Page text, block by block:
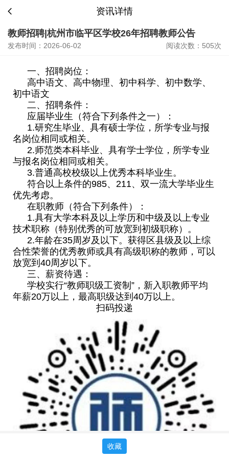
资讯详情
教师招聘|杭州市临平区学校26年招聘教师公告
发布时间：2026-06-02 阅读次数：505次
一、招聘岗位：
高中语文、高中物理、初中科学、初中数学、
初中语文
二、招聘条件：
应届毕业生（符合下列条件之一）：
1.研究生毕业、具有硕士学位，所学专业与报
名岗位相同或相关。
2.师范类本科毕业、具有学士学位，所学专业
与报名岗位相同或相关。
3.普通高校校级以上优秀本科毕业生。
符合以上条件的985、211、双一流大学毕业生
优先考虑。
在职教师（符合下列条件）：
1.具有大学本科及以上学历和中级及以上专业
技术职称（特别优秀的可放宽到初级职称）。
2.年龄在35周岁及以下。获得区县级及以上综
合性荣誉的优秀教师或具有高级职称的教师，可以
放宽到40周岁以下。
三、薪资待遇：
学校实行“教师职级工资制”，新入职教师平均
年薪20万以上，最高职级达到40万以上。
扫码投递
收藏